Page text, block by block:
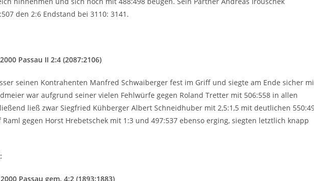
den 2:6 Endstand bei 3110: 3141.
Passau II 2:4 (2087:2106)
seinen Kontrahenten Manfred Schwaiberger fest im Griff und siegte am Ende sicher
war aufgrund seiner vielen Fehlwürfe gegen Roland Tretter mit 506:558 in allen
ließ zwar Siegfried Kühberger Albert Schneidhuber mit 2,5:1,5 mit deutlichen
Raml gegen Horst Hrebetschek mit 1:3 und 497:537 ebenso erging, siegten letztlich knapp
:
Passau gem. 4:2 (1893:1883)